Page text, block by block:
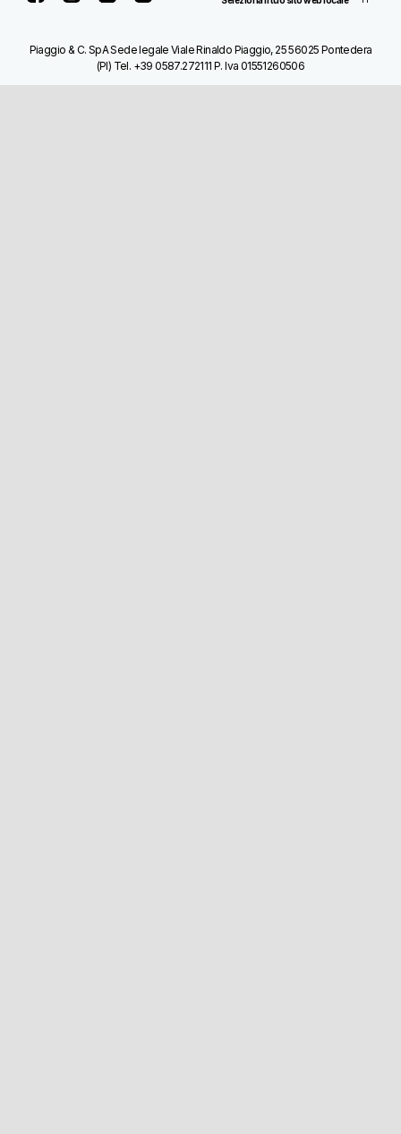
Piaggio & C. SpA Sede legale Viale Rinaldo Piaggio, 25 56025 Pontedera
(PI) Tel. +39 0587.272111 P. Iva 01551260506